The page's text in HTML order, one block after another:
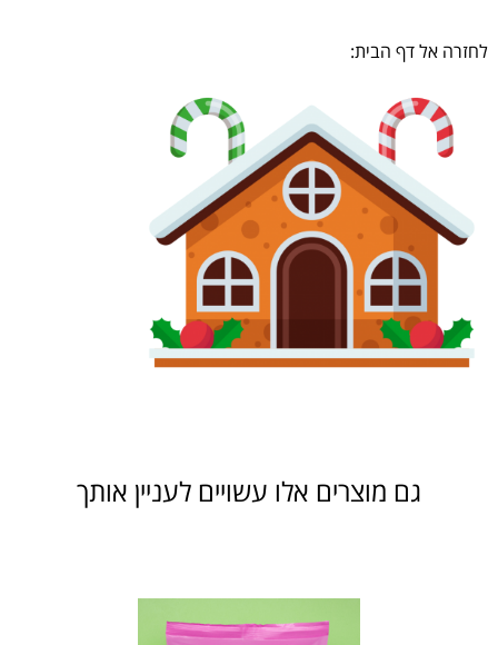
לחזרה אל דף הבית:
גם מוצרים אלו עשויים לעניין אותך